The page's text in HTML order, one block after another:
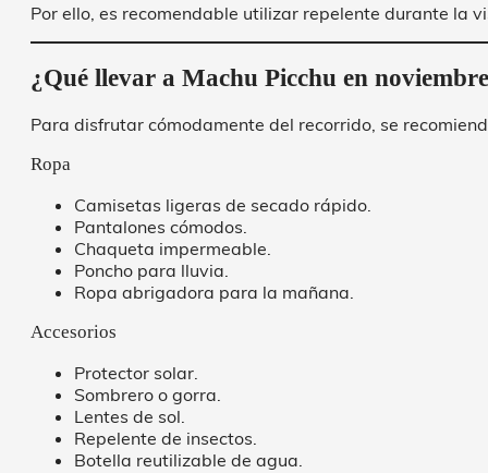
Por ello, es recomendable utilizar repelente durante la
¿Qué llevar a Machu Picchu en
Para disfrutar cómodamente del recorrido, se
Ropa
Camisetas ligeras de secado rápido.
Pantalones cómodos.
Chaqueta impermeable.
Poncho para lluvia.
Ropa abrigadora para la mañana.
Accesorios
Protector solar.
Sombrero o gorra.
Lentes de sol.
Repelente de insectos.
Botella reutilizable de agua.